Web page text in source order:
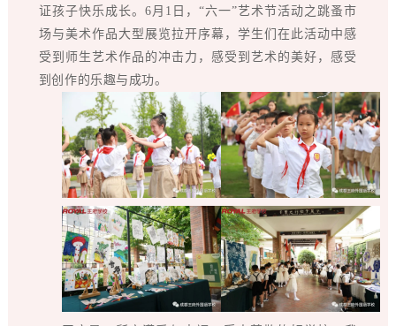
证孩子快乐成长。6月1日，“六一”艺术节活动之跳蚤市
场与美术作品大型展览拉开序幕，学生们在此活动中感
受到师生艺术作品的冲击力，感受到艺术的美好，感受
到创作的乐趣与成功。